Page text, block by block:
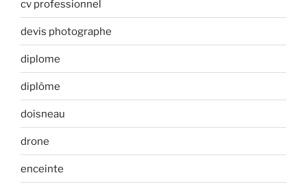
cv professionnel
devis photographe
diplome
diplôme
doisneau
drone
enceinte